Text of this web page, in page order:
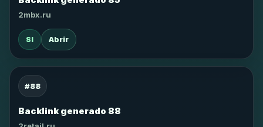
2mbx.ru
SI Abrir
#88
Backlink generado 88